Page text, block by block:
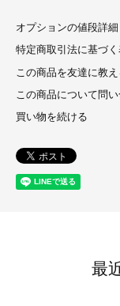
オプションの値段詳細
特定商取引法に基づく
この商品を友達に教え
この商品について問
買い物を続ける
最